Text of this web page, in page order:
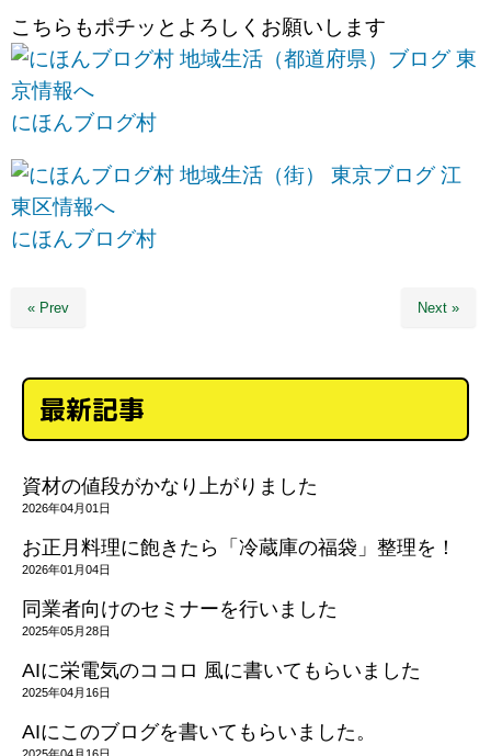
こちらもポチッとよろしくお願いします
にほんブログ村
にほんブログ村
« Prev Next »
最新記事
資材の値段がかなり上がりました
2026年04月01日
お正月料理に飽きたら「冷蔵庫の福袋」整理を！
2026年01月04日
同業者向けのセミナーを行いました
2025年05月28日
AIに栄電気のココロ 風に書いてもらいました
2025年04月16日
AIにこのブログを書いてもらいました。